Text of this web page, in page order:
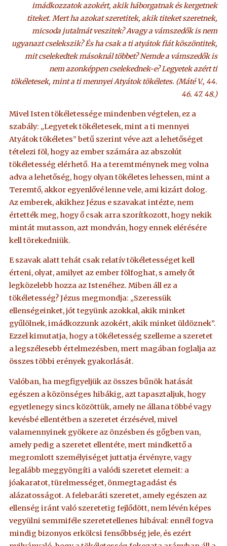
imádkozzatok azokért, akik háborgatnak és kergetnek
titeket. Mert ha azokat szeretitek, akik titeket szeretnek,
micsoda jutalmát veszitek? Avagy a vámszedők is nem
ugyanazt cselekszik? És ha csak a ti atyátok fiát köszöntitek,
mit cselekedtek másoknál többet? Nemde a vámszedők is
nem azonképpen cselekednek-e? Legyetek azért ti
tökéletesek, mint a ti mennyei Atyátok tökéletes. (Máté V., 44.
46. 47. 48.)
Mivel Isten tökéletessége mindenben végtelen, ez a
szabály: „Legyetek tökéletesek, mint a ti mennyei
Atyátok tökéletes” betű szerint véve azt a lehetőséget
tételezi föl, hogy az ember számára az abszolút
tökéletesség elérhető. Ha a teremtménynek meg volna
adva a lehetőség, hogy olyan tökéletes lehessen, mint a
Teremtő, akkor egyenlővé lenne vele, ami kizárt dolog.
Az emberek, akikhez Jézus e szavakat intézte, nem
értették meg, hogy ő csak arra szorítkozott, hogy nekik
mintát mutasson, azt mondván, hogy ennek elérésére
kell törekedniük.
E szavak alatt tehát csak relatív tökéletességet kell
érteni, olyat, amilyet az ember fölfoghat, s amely őt
legközelebb hozza az Istenéhez. Miben áll ez a
tökéletesség? Jézus megmondja: „Szeressük
ellenségeinket, jót tegyünk azokkal, akik minket
gyűlölnek, imádkozzunk azokért, akik minket üldöznek”.
Ezzel kimutatja, hogy a tökéletesség szelleme a szeretet
a legszélesebb értelmezésben, mert magában foglalja az
összes többi erények gyakorlását.
Valóban, ha megfigyeljük az összes bűnök hatását
egészen a közönséges hibákig, azt tapasztaljuk, hogy
egyetlenegy sincs közöttük, amely ne állana többé vagy
kevésbé ellentétben a szeretet érzésével, mivel
valamennyinek gyökere az önzésben és gőgben van,
amely pedig a szeretet ellentéte, mert mindkettő a
megromlott személyiséget juttatja érvényre, vagy
legalább meggyöngíti a valódi szeretet elemeit: a
jóakaratot, türelmességet, önmegtagadást és
alázatosságot. A felebaráti szeretet, amely egészen az
ellenség iránt való szeretetig fejlődött, nem lévén képes
vegyülni semmiféle szeretetellenes hibával: ennél fogva
mindig bizonyos erkölcsi fensőbbség jele, és ezért